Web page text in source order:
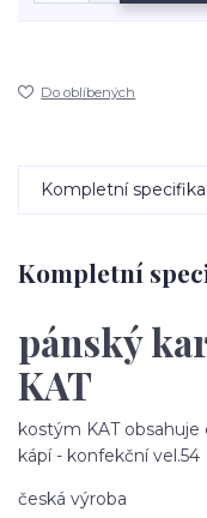
Do oblíbených
Kompletní
Kompletní
pánský
KAT
kostým KAT
kápí - konfekční vel.54
česká výroba